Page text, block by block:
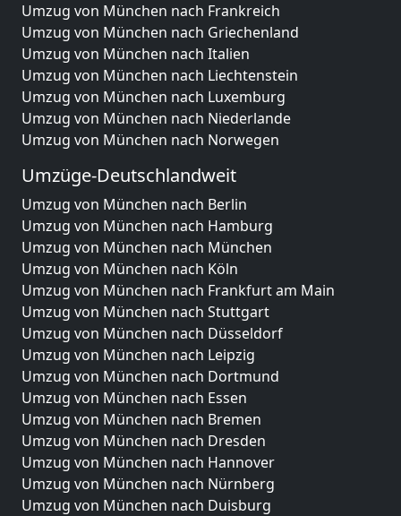
Umzug von München nach Frankreich
Umzug von München nach Griechenland
Umzug von München nach Italien
Umzug von München nach Liechtenstein
Umzug von München nach Luxemburg
Umzug von München nach Niederlande
Umzug von München nach Norwegen
Umzüge-Deutschlandweit
Umzug von München nach Berlin
Umzug von München nach Hamburg
Umzug von München nach München
Umzug von München nach Köln
Umzug von München nach Frankfurt am Main
Umzug von München nach Stuttgart
Umzug von München nach Düsseldorf
Umzug von München nach Leipzig
Umzug von München nach Dortmund
Umzug von München nach Essen
Umzug von München nach Bremen
Umzug von München nach Dresden
Umzug von München nach Hannover
Umzug von München nach Nürnberg
Umzug von München nach Duisburg